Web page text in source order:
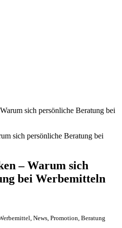
sich persönliche Beratung bei
– Warum sich
bei Werbemitteln
News, Promotion, Beratung